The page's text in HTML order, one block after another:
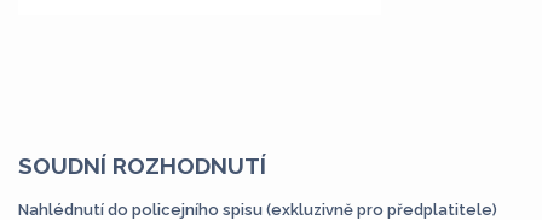
SOUDNÍ ROZHODNUTÍ
Nahlédnutí do policejního spisu (exkluzivně pro předplatitele)